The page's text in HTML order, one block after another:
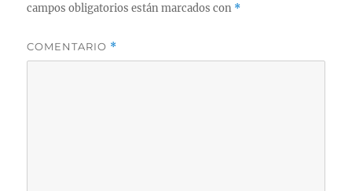
campos obligatorios están marcados con *
COMENTARIO *